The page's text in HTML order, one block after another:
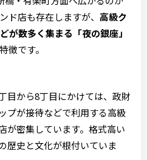
ド店も存在しますが、 高級ク
が数多く集まる「夜の銀座」
徴です。
目から8丁目にかけては、政財
プが接待などで利用する高級
が密集しています。格式高い
歴史と文化が根付いていま